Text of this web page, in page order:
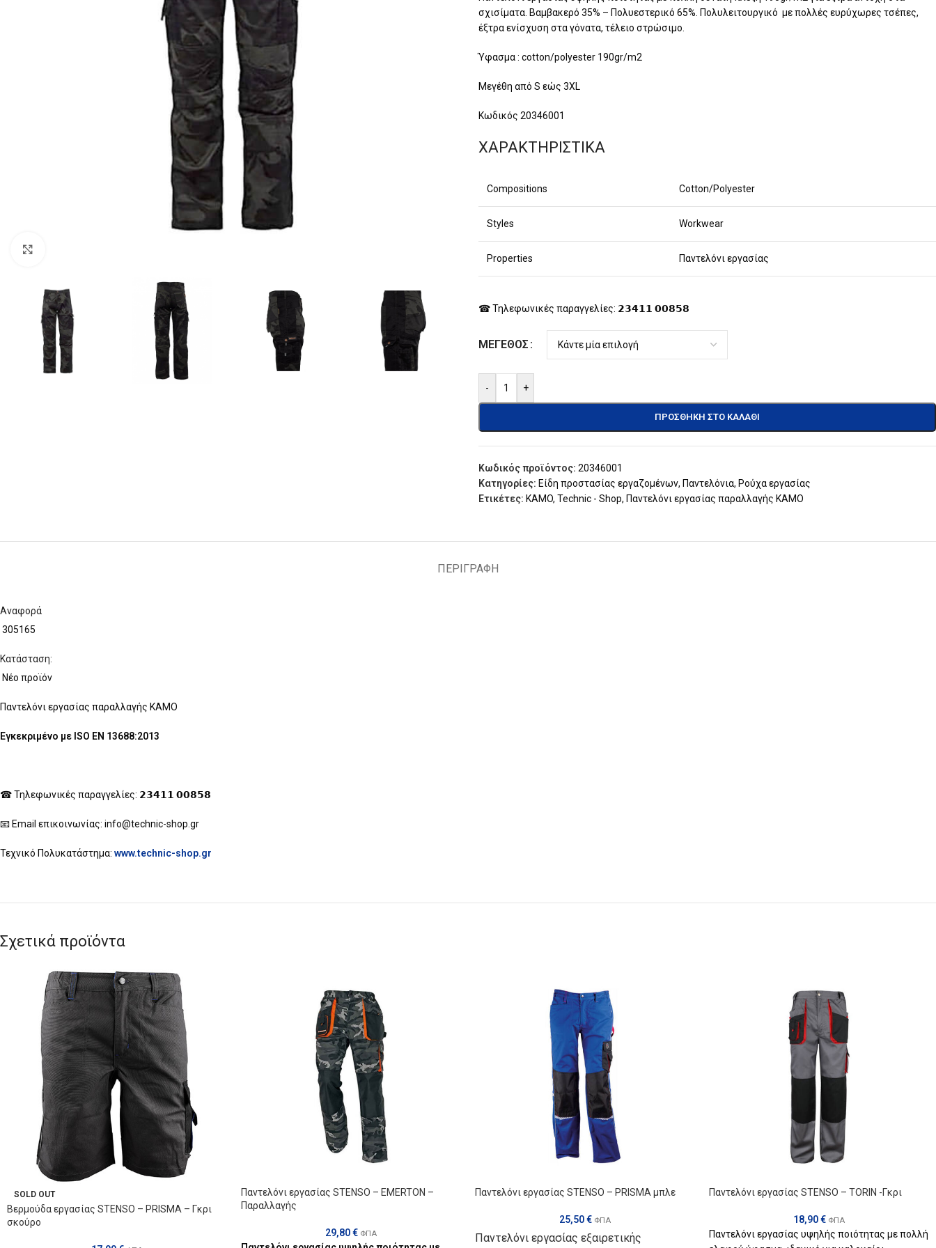
σχισίματα. Βαμβακερό 35% – Πολυεστερικό 65%. Πολυλειτουργικό με πολλές ευρύχωρες τσέπες,
έξτρα ενίσχυση στα γόνατα, τέλειο στρώσιμο.
Ύφασμα : cotton/polyester 190gr/m2
Μεγέθη από S εώς 3XL
Κωδικός 20346001
ΧΑΡΑΚΤΗΡΙΣΤΙΚΑ
Compositions Cotton/Polyester
Styles Workwear
Properties Παντελόνι εργασίας
☎ Τηλεφωνικές παραγγελίες: 𝟮𝟯𝟰𝟭𝟭 𝟬𝟬𝟴𝟱𝟴
ΜΈΓΕΘΟΣ
- +
ΠΡΟΣΘΉΚΗ ΣΤΟ ΚΑΛΆΘΙ
Κωδικός προϊόντος: 20346001
Κατηγορίες: Είδη προστασίας εργαζομένων, Παντελόνια, Ρούχα εργασίας
Ετικέτες: KAMO, Technic - Shop, Παντελόνι εργασίας παραλλαγής KAMO
ΠΕΡΙΓΡΑΦΉ
Αναφορά
305165
Κατάσταση:
Νέο προϊόν
Παντελόνι εργασίας παραλλαγής KAMO
Εγκεκριμένο με ISO EN 13688:2013
☎ Τηλεφωνικές παραγγελίες: 𝟮𝟯𝟰𝟭𝟭 𝟬𝟬𝟴𝟱𝟴
📧 Email επικοινωνίας: info@technic-shop.gr
Τεχνικό Πολυκατάστημα: www.technic-shop.gr
Σχετικά προϊόντα
SOLD OUT
Βερμούδα εργασίας STENSO – PRISMA – Γκρι
σκούρο
Παντελόνι εργασίας STENSO – EMERTON –
Παραλλαγής
29,80€ ΦΠΑ
Παντελόνι εργασίας STENSO – PRISMA μπλε
25,50€ ΦΠΑ
Παντελόνι εργασίας εξαιρετικής
Παντελόνι εργασίας STENSO – TORIN -Γκρι
18,90€ ΦΠΑ
Παντελόνι εργασίας υψηλής ποιότητας με πολλή
Instagram